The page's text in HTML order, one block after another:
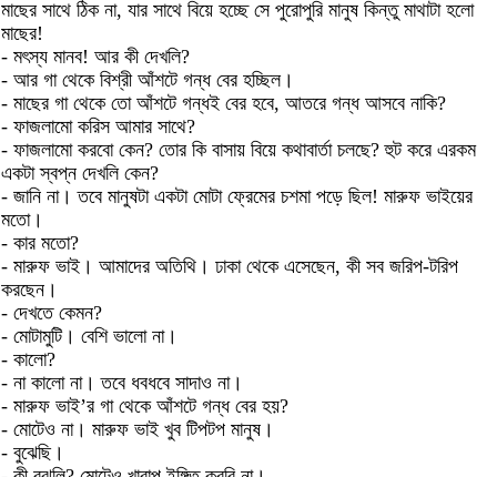
মাছের সাথে ঠিক না, যার সাথে বিয়ে হচ্ছে সে পুরোপুরি মানুষ কিন্তু মাথাটা হলো
মাছের!
- মৎস্য মানব! আর কী দেখলি?
- আর গা থেকে বিশ্রী আঁশটে গন্ধ বের হচ্ছিল।
- মাছের গা থেকে তো আঁশটে গন্ধই বের হবে, আতরে গন্ধ আসবে নাকি?
- ফাজলামো করিস আমার সাথে?
- ফাজলামো করবো কেন? তোর কি বাসায় বিয়ে কথাবার্তা চলছে? হুট করে এরকম
একটা স্বপ্ন দেখলি কেন?
- জানি না। তবে মানুষটা একটা মোটা ফ্রেমের চশমা পড়ে ছিল! মারুফ ভাইয়ের
মতো।
- কার মতো?
- মারুফ ভাই। আমাদের অতিথি। ঢাকা থেকে এসেছেন, কী সব জরিপ-টরিপ
করছেন।
- দেখতে কেমন?
- মোটামুটি। বেশি ভালো না।
- কালো?
- না কালো না। তবে ধবধবে সাদাও না।
- মারুফ ভাই’র গা থেকে আঁশটে গন্ধ বের হয়?
- মোটেও না। মারুফ ভাই খুব টিপটপ মানুষ।
- বুঝেছি।